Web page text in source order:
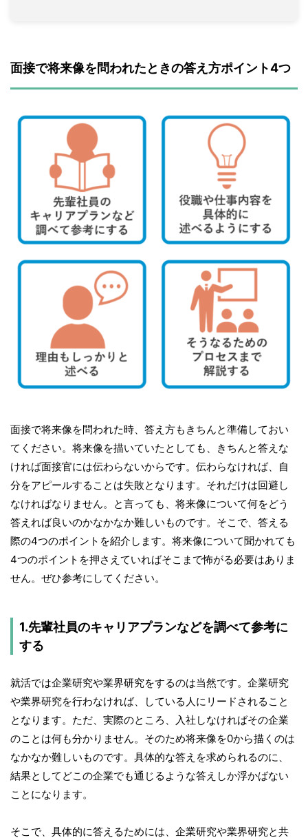
面接で将来像を問われたときの答え方ポイント4つ
面接で将来像を問われた時、答え方もきちんと準備しておい
てください。将来像を描いていたとしても、きちんと答えな
ければ面接官には伝わらないからです。伝わらなければ、自
分をアピールすることは失敗となります。それだけは回避し
なければなりません。と言っても、将来像について何をどう
答えれば良いのかなかなか難しいものです。そこで、答える
際の4つのポイントを紹介します。将来像について聞かれても
4つのポイントを押さえていればそこまで怖がる必要はありま
せん。ぜひ参考にしてください。
1.先輩社員のキャリアプランなどを調べて参考に
する
就活では企業研究や業界研究をするのは当然です。企業研究
や業界研究を行わなければ、している人にリードされること
となります。ただ、実際のところ、入社しなければその企業
のことは何も分かりません。そのため将来像を0から描くのは
なかなか難しいものです。具体的な答えを求められるのに、
結果としてどこの企業でも通じるような答えしか浮かばない
ことになります。
そこで、具体的に答えるためには、企業研究や業界研究と共